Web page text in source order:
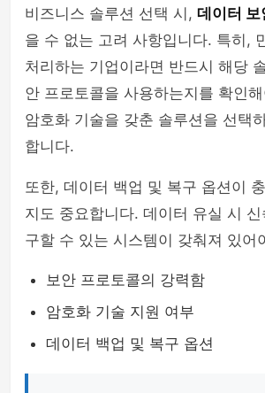
비즈니스 솔루션 선택 시, 데이터 보
을 수 없는 고려 사항입니다. 특히,
처리하는 기업이라면 반드시 해당
안 프로토콜을 사용하는지를 확인
암호화 기술을 갖춘 솔루션을 선택
합니다.
또한, 데이터 백업 및 복구 옵션이
지도 중요합니다. 데이터 유실 시
구할 수 있는 시스템이 갖춰져 있어
보안 프로토콜의 강력함
암호화 기술 지원 여부
데이터 백업 및 복구 옵션